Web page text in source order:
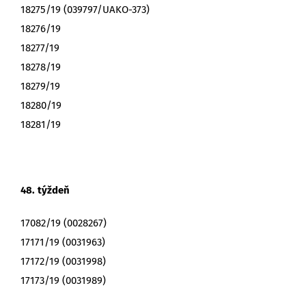
18275/19 (039797/UAKO-373)
18276/19
18277/19
18278/19
18279/19
18280/19
18281/19
48. týždeň
17082/19 (0028267)
17171/19 (0031963)
17172/19 (0031998)
17173/19 (0031989)